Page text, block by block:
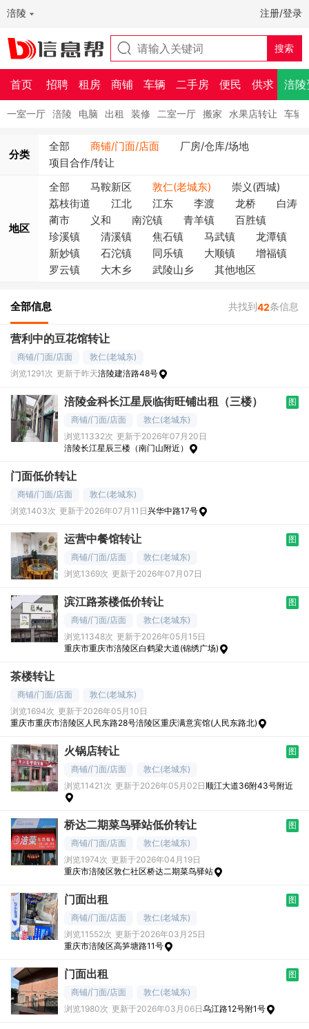
涪陵 注册/登录
首页 招聘 租房 商铺 车辆 二手房 便民 供求 涪陵
一室一厅 涪陵 电脑 出租 装修 二室一厅 搬家 水果店转让 车辆
分类
全部 商铺/门面/店面
厂房/仓库/场地
项目合作/转让
地区
全部 马鞍新区 敦仁(老城东)
崇义(西城)
荔枝街道
江北 江东 李渡 龙桥
白涛
蔺市
义和 南沱镇 青羊镇
百胜镇
珍溪镇
清溪镇 焦石镇 马武镇
龙潭镇
新妙镇
石沱镇 同乐镇 大顺镇
增福镇
罗云镇
大木乡 武陵山乡 其他地区
全部信息 共找到42条信息
营利中的豆花馆转让
商铺/门面/店面
敦仁(老城东)
浏览1291次 更新于昨天涪陵建涪路48号
涪陵金科长江星辰临街旺铺出租（三楼）
图
商铺/门面/店面
敦仁(老城东)
浏览11332次 更新于2026年07月20日
涪陵长江星辰三楼（南门山附近）
门面低价转让
商铺/门面/店面
敦仁(老城东)
浏览1403次 更新于2026年07月11日兴华中路17号
运营中餐馆转让
图
商铺/门面/店面
敦仁(老城东)
浏览1369次 更新于2026年07月07日
滨江路茶楼低价转让
图
商铺/门面/店面
敦仁(老城东)
浏览11348次 更新于2026年05月15日
重庆市重庆市涪陵区白鹤梁大道(锦绣广场)
茶楼转让
商铺/门面/店面
敦仁(老城东)
浏览1694次 更新于2026年05月10日
重庆市重庆市涪陵区人民东路28号涪陵区重庆满意宾馆(人民东路北)
火锅店转让
图
商铺/门面/店面
敦仁(老城东)
浏览11421次 更新于2026年05月02日顺江大道36附43号附近
桥达二期菜鸟驿站低价转让
图
商铺/门面/店面
敦仁(老城东)
浏览1974次 更新于2026年04月19日
重庆市涪陵区敦仁社区桥达二期菜鸟驿站
门面出租
图
商铺/门面/店面
敦仁(老城东)
浏览11552次 更新于2026年03月25日
重庆市涪陵区高笋塘路11号
门面出租
图
商铺/门面/店面
敦仁(老城东)
浏览1980次 更新于2026年03月06日乌江路12号附1号